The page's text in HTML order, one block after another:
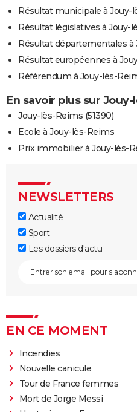
Résultat municipale à Jouy-
Résultat législatives à Jouy-
Résultat départementales à
Résultat européennes à
Référendum à Jouy-lès-
En savoir plus sur
Jouy-lès-Reims (51390)
Ecole à Jouy-lès-Reims
Prix immobilier à Jouy-lès-
NEWSLETTERS
Actualité
Sport
Les dossiers d'actu
EN CE MOMENT
Incendies
Nouvelle canicule
Tour de France femmes
Mort de Jorge Messi